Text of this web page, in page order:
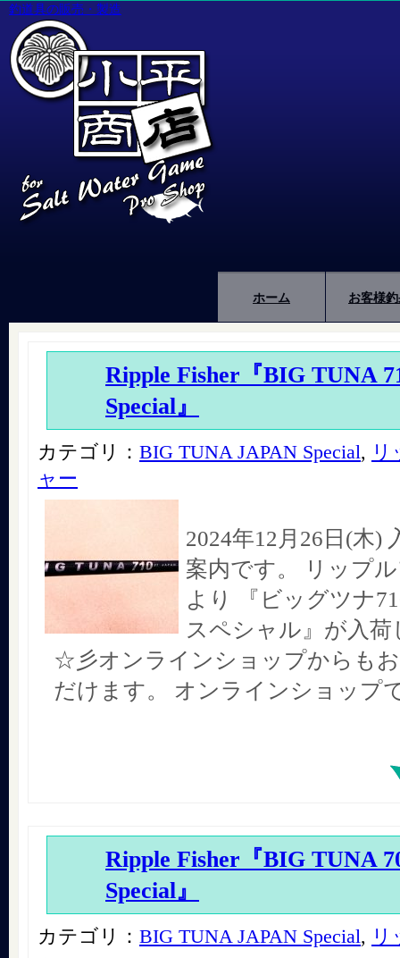
釣道具の販売・製造
ホーム お客様
Ripple Fisher『BIG TUNA
Special』
カテゴリ： BIG TUNA JAPAN Special, リ
ャー
2024年12月26日(木)
案内です。 リップ
より 『ビッグツナ
スペシャル』が入
☆彡オンラインショップからも
だけます。 オンラインショップ
Ripple Fisher『BIG TUNA
Special』
カテゴリ： BIG TUNA JAPAN Special, リ